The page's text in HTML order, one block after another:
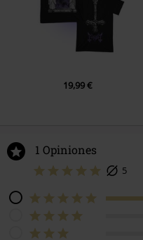
19,99 €
1 Opiniones
5